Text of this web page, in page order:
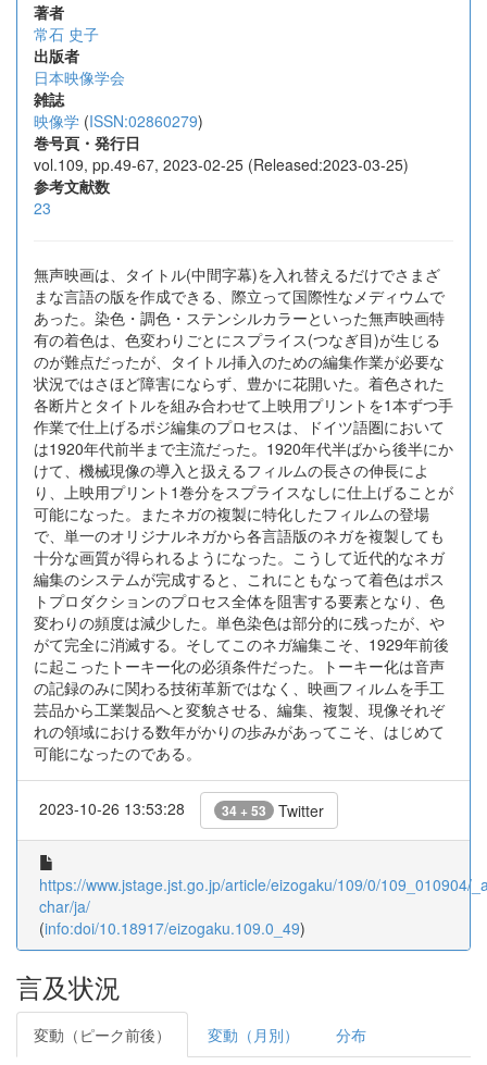
著者
常石 史子
出版者
日本映像学会
雑誌
映像学 (ISSN:02860279)
巻号頁・発行日
vol.109, pp.49-67, 2023-02-25 (Released:2023-03-25)
参考文献数
23
無声映画は、タイトル(中間字幕)を入れ替えるだけでさまざ
まな言語の版を作成できる、際立って国際性なメディウムで
あった。染色・調色・ステンシルカラーといった無声映画特
有の着色は、色変わりごとにスプライス(つなぎ目)が生じる
のが難点だったが、タイトル挿入のための編集作業が必要な
状況ではさほど障害にならず、豊かに花開いた。着色された
各断片とタイトルを組み合わせて上映用プリントを1本ずつ手
作業で仕上げるポジ編集のプロセスは、ドイツ語圏において
は1920年代前半まで主流だった。1920年代半ばから後半にか
けて、機械現像の導入と扱えるフィルムの長さの伸長によ
り、上映用プリント1巻分をスプライスなしに仕上げることが
可能になった。またネガの複製に特化したフィルムの登場
で、単一のオリジナルネガから各言語版のネガを複製しても
十分な画質が得られるようになった。こうして近代的なネガ
編集のシステムが完成すると、これにともなって着色はポス
トプロダクションのプロセス全体を阻害する要素となり、色
変わりの頻度は減少した。単色染色は部分的に残ったが、や
がて完全に消滅する。そしてこのネガ編集こそ、1929年前後
に起こったトーキー化の必須条件だった。トーキー化は音声
の記録のみに関わる技術革新ではなく、映画フィルムを手工
芸品から工業製品へと変貌させる、編集、複製、現像それぞ
れの領域における数年がかりの歩みがあってこそ、はじめて
可能になったのである。
2023-10-26 13:53:28 34 + 53 Twitter
https://www.jstage.jst.go.jp/article/eizogaku/109/0/109_010904/
char/ja/
(info:doi/10.18917/eizogaku.109.0_49)
言及状況
変動（ピーク前後） 変動（月別） 分布